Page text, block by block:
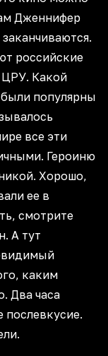
Дженнифер
российские
ЦРУ. Какой
популярны
все эти
Героиню
Хорошо,
ее в
смотрите
А тут
каким
Два часа
послевкусие.